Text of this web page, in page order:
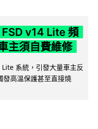
v14 Lite 頻
主須自費維修
系統，引發大量車主反
發高溫保護甚至直接燒